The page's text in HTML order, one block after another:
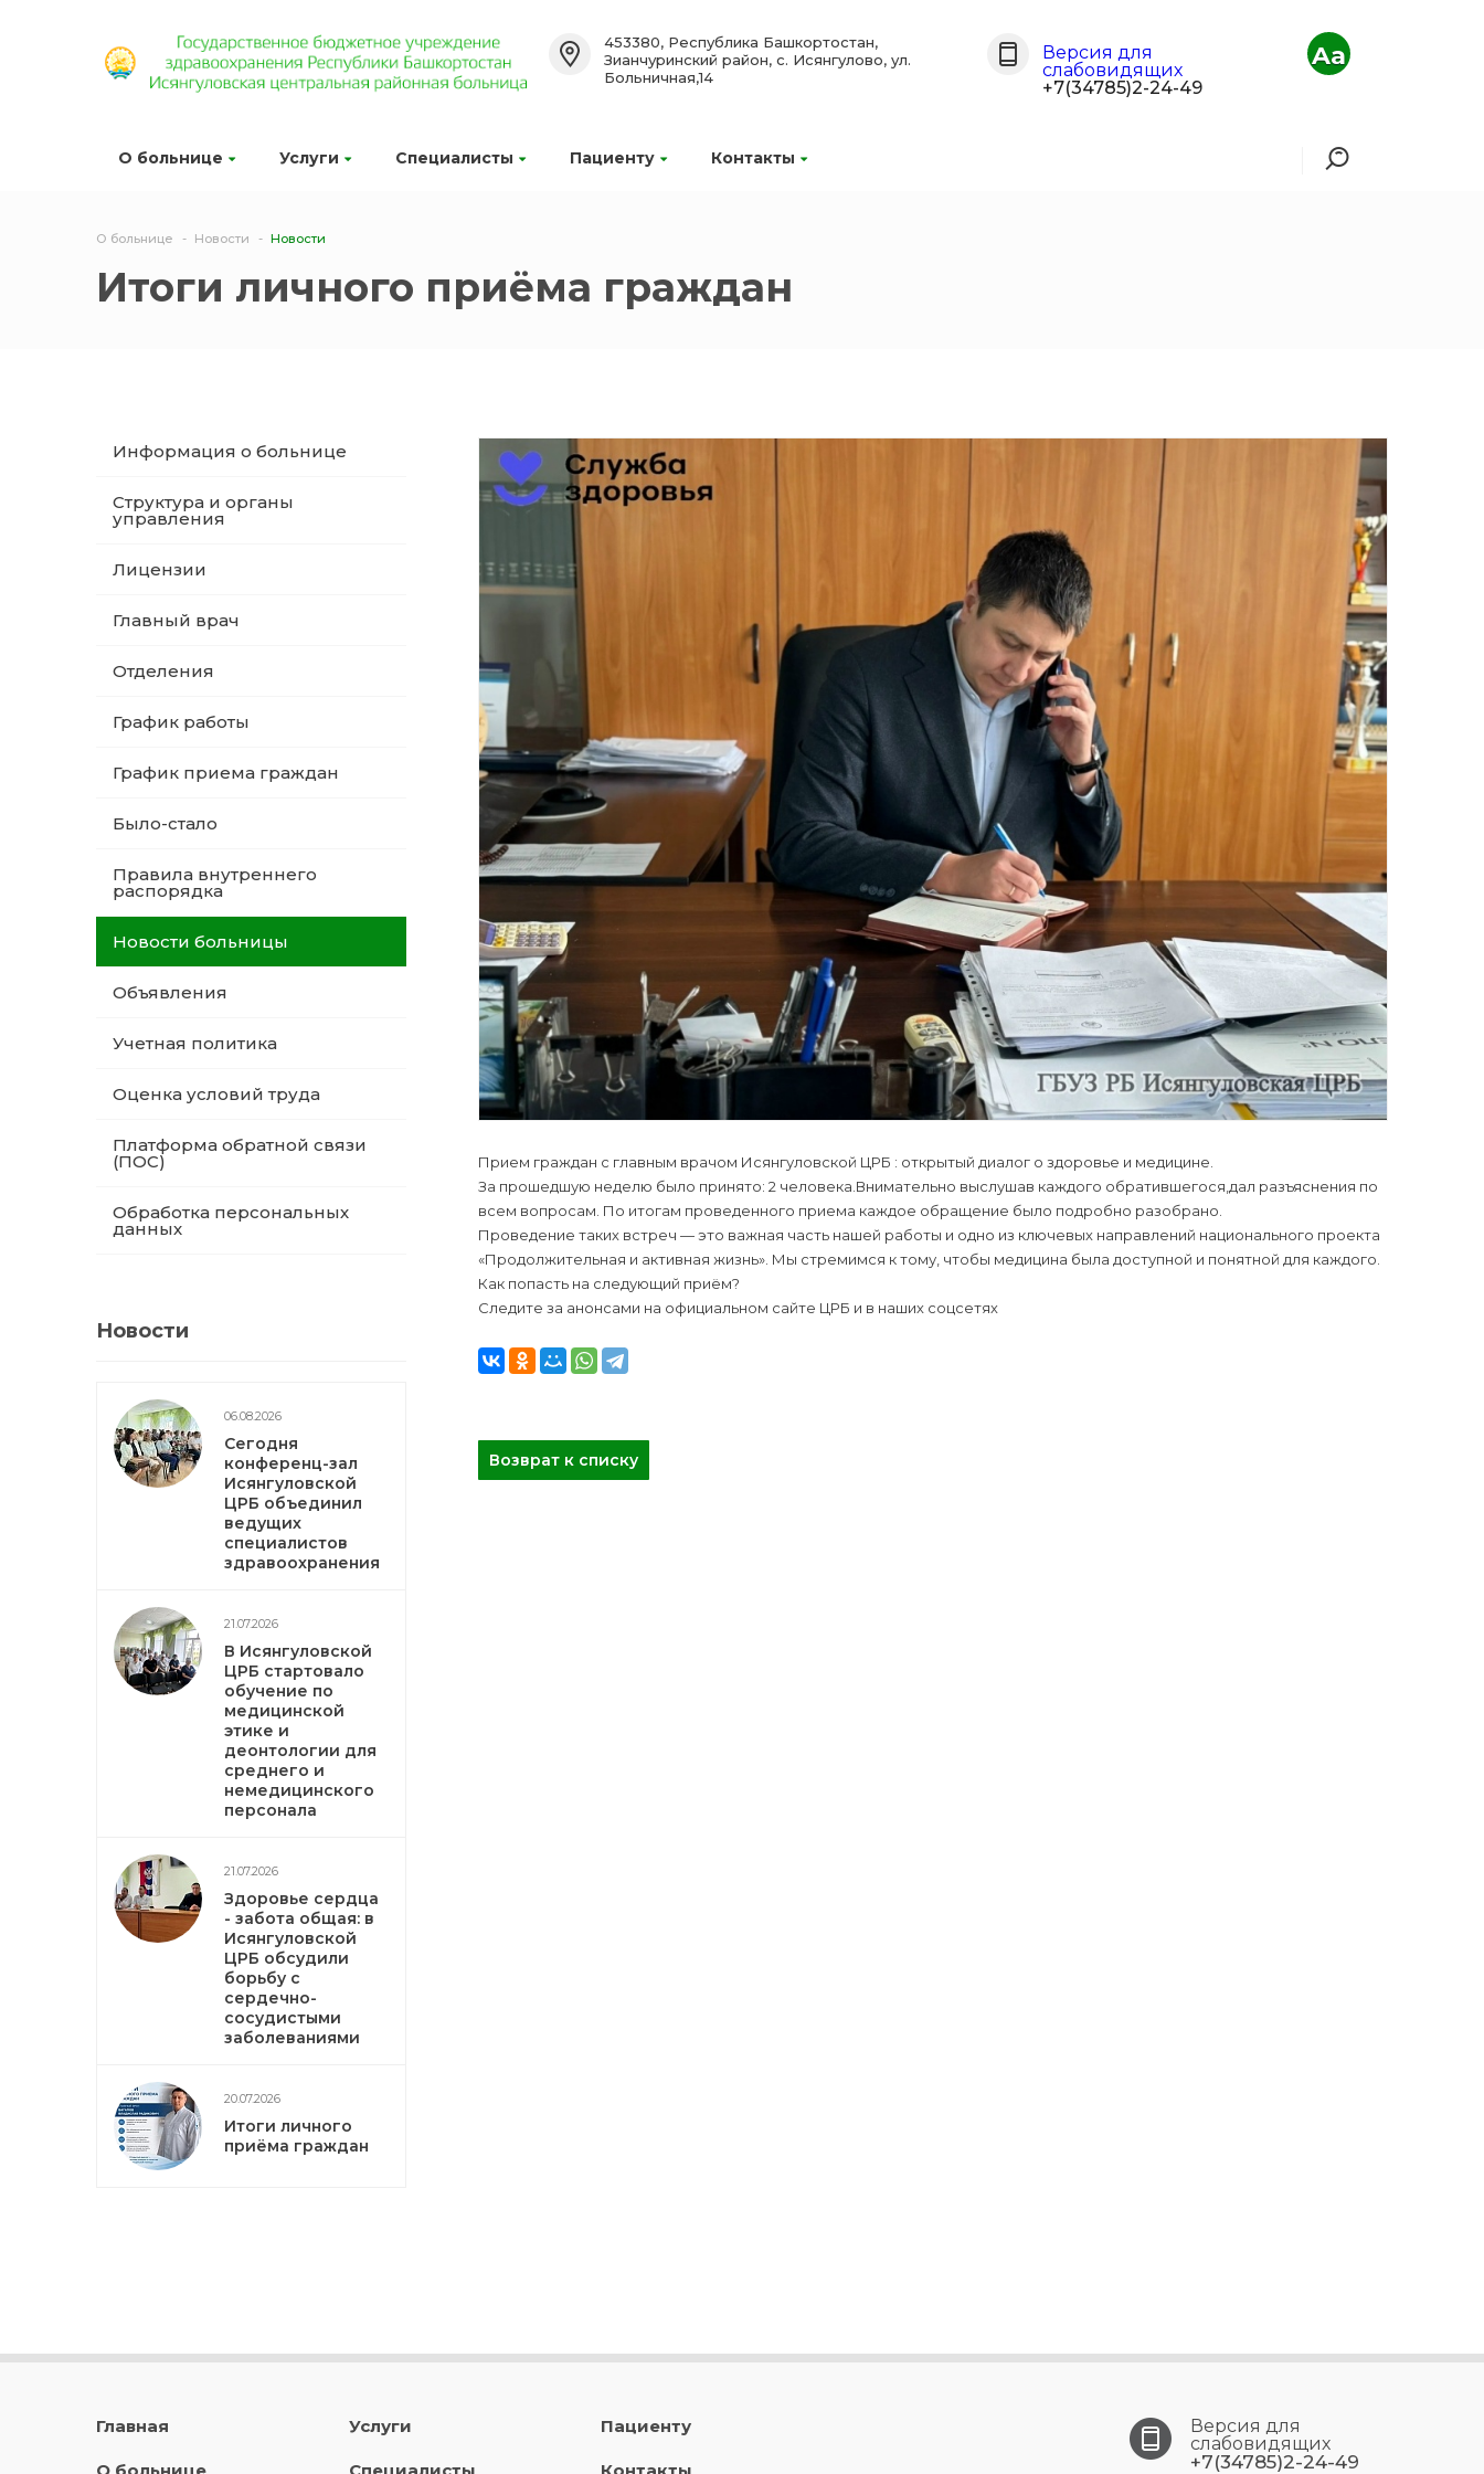
О больнице Услуги Специалисты Пациенту Контакты
453380, Республика Башкортостан,
Зианчуринский район, с. Исянгулово, ул.
Больничная,14
Версия для
слабовидящих
+7(34785)2-24-49
Aa
О больнице Новости Новости
Итоги личного приёма граждан
Информация о больнице
Структура и органы
управления
Лицензии
Главный врач
Отделения
График работы
График приема граждан
Было-стало
Правила внутреннего
распорядка
Новости больницы
Объявления
Учетная политика
Оценка условий труда
Платформа обратной связи
(ПОС)
Обработка персональных
данных
Новости
06.08.2026
Сегодня
конференц-зал
Исянгуловской
ЦРБ объединил
ведущих
специалистов
здравоохранения
21.07.2026
В Исянгуловской
ЦРБ стартовало
обучение по
медицинской
этике и
деонтологии для
среднего и
немедицинского
персонала
21.07.2026
Здоровье сердца
- забота общая: в
Исянгуловской
ЦРБ обсудили
борьбу с
сердечно-
сосудистыми
заболеваниями
20.07.2026
Итоги личного
приёма граждан
Прием граждан с главным врачом Исянгуловской ЦРБ : открытый диалог о здоровье и медицине.
За прошедшую неделю было принято: 2 человека.Внимательно выслушав каждого обратившегося,дал разъяснения по
всем вопросам. По итогам проведенного приема каждое обращение было подробно разобрано.
Проведение таких встреч — это важная часть нашей работы и одно из ключевых направлений национального проекта
«Продолжительная и активная жизнь». Мы стремимся к тому, чтобы медицина была доступной и понятной для каждого.
Как попасть на следующий приём?
Следите за анонсами на официальном сайте ЦРБ и в наших соцсетях
Возврат к списку
Главная Услуги Пациенту
Версия для
слабовидящих
+7(34785)2-24-49